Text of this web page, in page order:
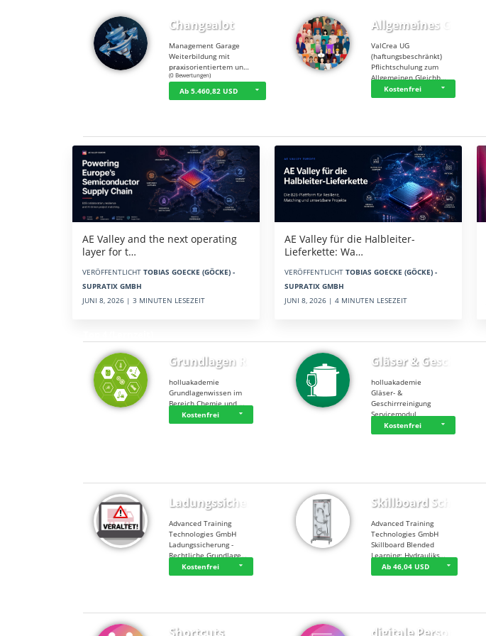
Changealot
Management Garage
Weiterbildung mit
praxisorientiertem un…
☆☆☆ ☆☆
(0 Bewertungen)
Ab 5.460,82 USD
Allgemeines Gle…
ValCrea UG
(haftungsbeschränkt)
Pflichtschulung zum
Allgemeinen Gleichb…
Kostenfrei
AE Valley and the next operating
layer for t…
VERÖFFENTLICHT TOBIAS GOECKE (GÖCKE) -
SUPRATIX GMBH
JUNI 8, 2026 | 3 MINUTEN LESEZEIT
AE Valley für die Halbleiter-
Lieferkette: Wa…
VERÖFFENTLICHT TOBIAS GOECKE (GÖCKE) -
SUPRATIX GMBH
JUNI 8, 2026 | 4 MINUTEN LESEZEIT
Grundlagen Rein…
holluakademie
Grundlagenwissen im
Bereich Chemie und …
Kostenfrei
Gläser & Geschi…
holluakademie
Gläser- &
Geschirrreinigung
Servicemodul
Kostenfrei
Ladungssicherung
Advanced Training
Technologies GmbH
Ladungssicherung -
Rechtliche Grundlage…
Kostenfrei
Skillboard Schl…
Advanced Training
Technologies GmbH
Skillboard Blended
Learning: Hydrauliks…
Ab 46,04 USD
Shortcuts digitale Person…